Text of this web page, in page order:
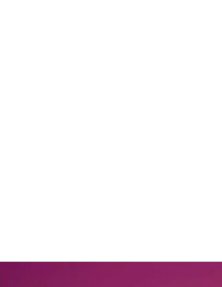
Gal·la Mora se convierte en la